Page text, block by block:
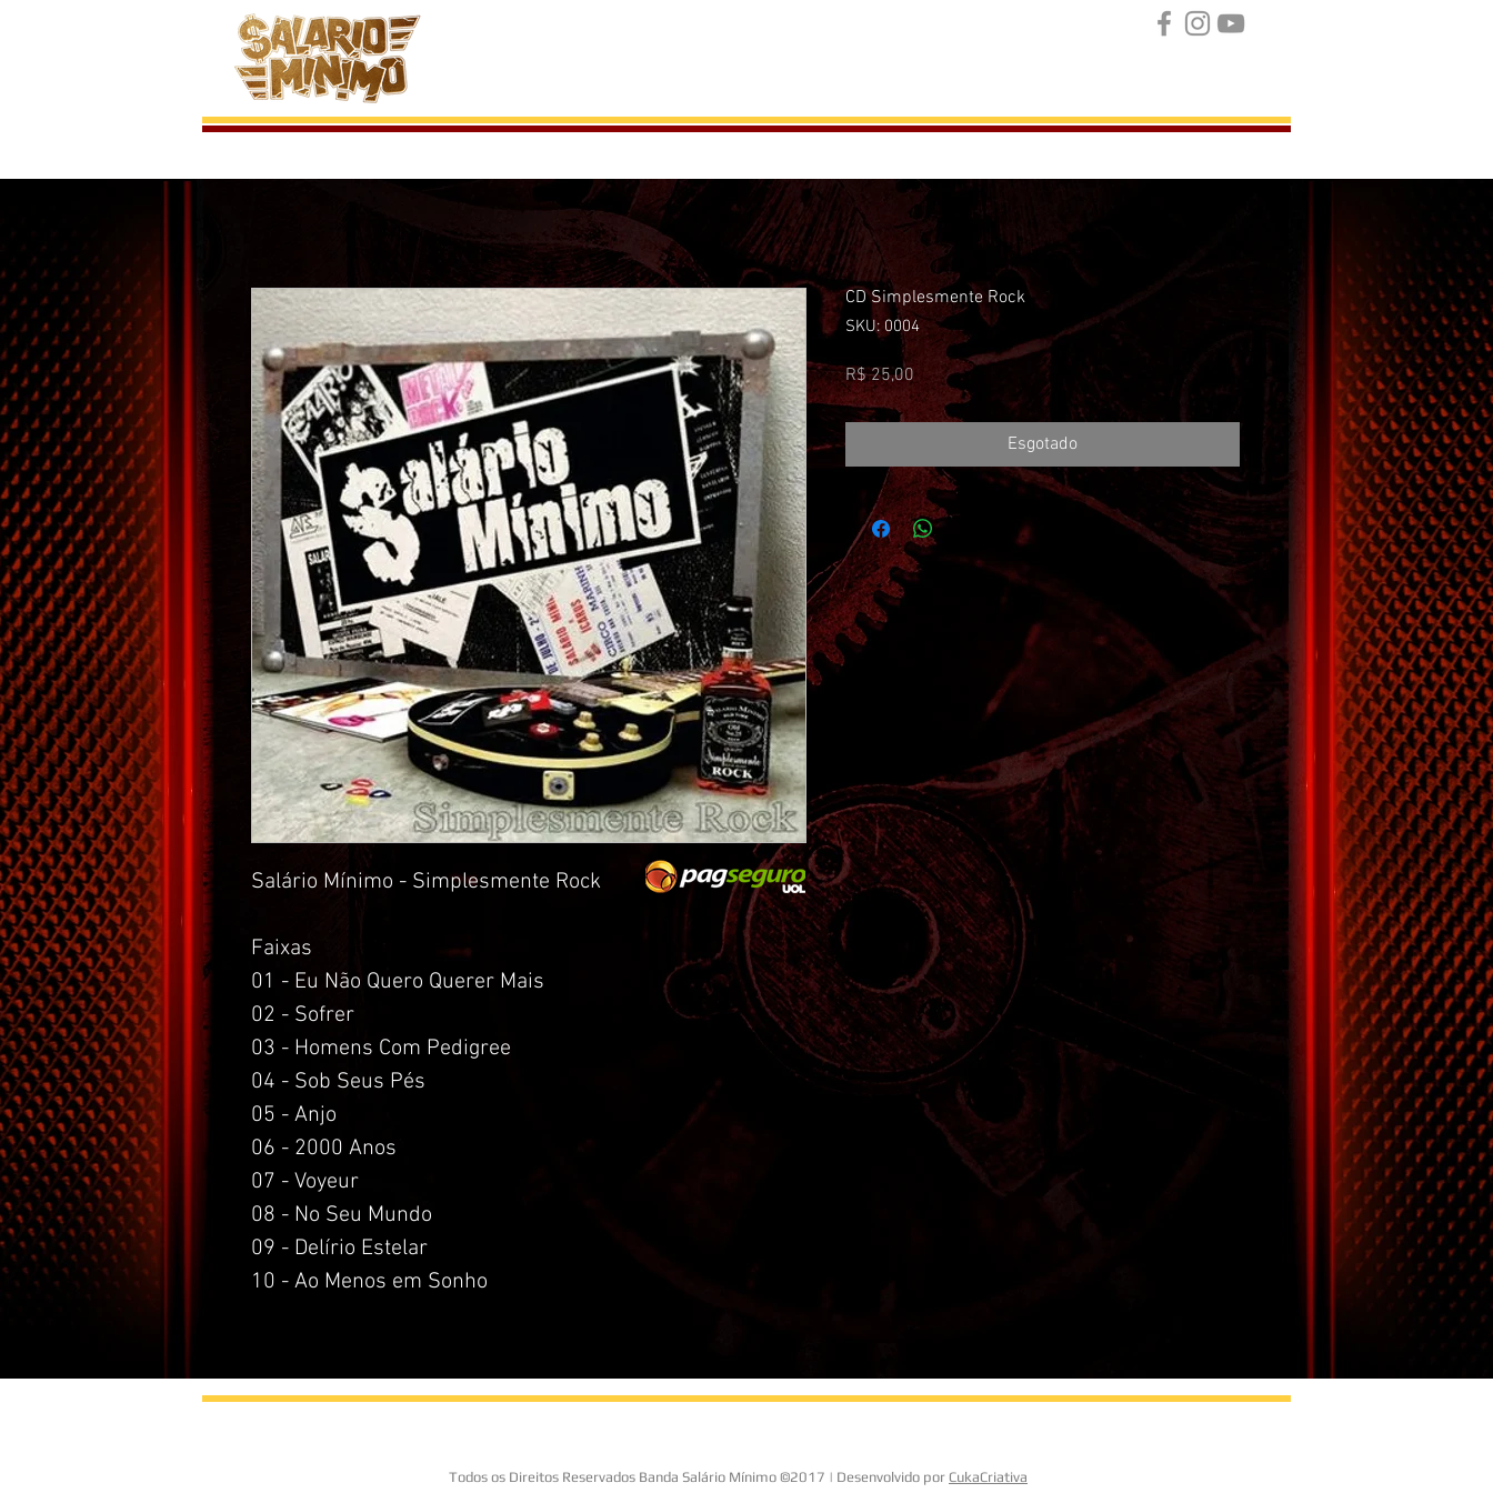
Salário Mínimo - Simplesmente Rock
Faixas
01 - Eu Não Quero Querer Mais
02 - Sofrer
03 - Homens Com Pedigree
04 - Sob Seus Pés
05 - Anjo
06 - 2000 Anos
07 - Voyeur
08 - No Seu Mundo
09 - Delírio Estelar
10 - Ao Menos em Sonho
CD Simplesmente Rock
SKU: 0004
R$ 25,00Preço
Esgotado
Todos os Direitos Reservados Banda Salário Mínimo ©2017 | Desenvolvido por CukaCriativa